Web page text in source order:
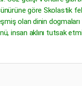
göre Skolastik
olan dinin
insan aklını tutsak